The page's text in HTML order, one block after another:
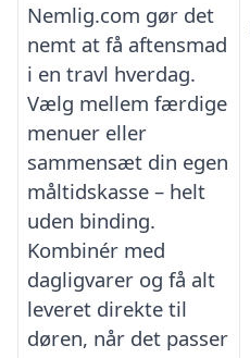
Nemlig.com gør det
nemt at få aftensmad
i en travl hverdag.
Vælg mellem færdige
menuer eller
sammensæt din egen
måltidskasse – helt
uden binding.
Kombinér med
dagligvarer og få alt
leveret direkte til
døren, når det passer